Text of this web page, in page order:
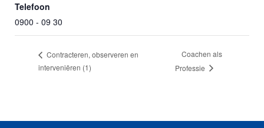
Telefoon
0900 - 09 30
Contracteren, observeren en
interveniëren (1)
Coachen als
Professie